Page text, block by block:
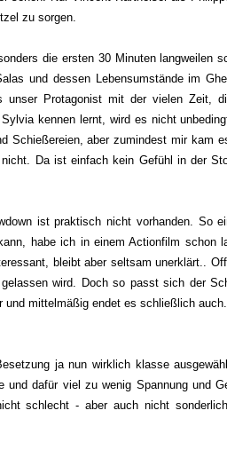
zu sorgen.
die ersten 30 Minuten langweilen
und dessen Lebensumstände im
Protagonist mit der vielen Zeit,
kennen lernt, wird es nicht
Schießereien, aber zumindest mir kam
Da ist einfach kein Gefühl in der
ist praktisch nicht vorhanden. So
habe ich in einem Actionfilm schon
bleibt aber seltsam unerklärt..
wird. Doch so passt sich der
mittelmäßig endet es schließlich auch.
ja nun wirklich klasse
dafür viel zu wenig Spannung und
schlecht - aber auch nicht